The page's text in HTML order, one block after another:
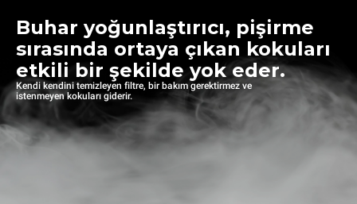
Buhar yoğunlaştırıcı, pişirme
sırasında ortaya çıkan kokuları
etkili bir şekilde yok eder.
Kendi kendini temizleyen filtre, bir bakım gerektirmez ve
istenmeyen kokuları giderir.